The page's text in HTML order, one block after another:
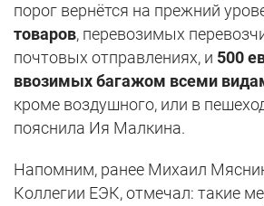
порог вернётся на прежний
товаров, перевозимых
почтовых отправлениях, и 500
ввозимых багажом всеми
кроме воздушного, или в
пояснила Ия Малкина.
Напомним, ранее Михаил
Коллегии ЕЭК, отмечал: такие